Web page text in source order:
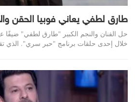
طارق لطفي يعاني فوبيا الحقن
حل الفنان والنجم الكبير "طارق لطفي" ضيفًا
خلال إحدى حلقات برنامج "حبر سري". الذي